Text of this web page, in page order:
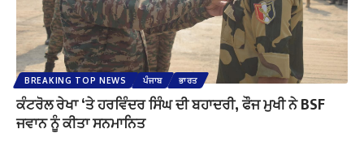
BREAKING TOP NEWS ਪੰਜਾਬ ਭਾਰਤ
ਕੰਟਰੋਲ ਰੇਖਾ ‘ਤੇ ਹਰਵਿੰਦਰ ਸਿੰਘ ਦੀ ਬਹਾਦਰੀ, ਫੌਜ ਮੁਖੀ ਨੇ BSF
ਜਵਾਨ ਨੂੰ ਕੀਤਾ ਸਨਮਾਨਿਤ